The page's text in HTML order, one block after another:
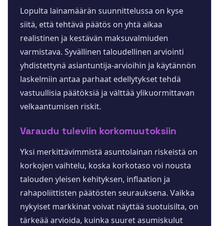
Lopulta lainamäärän suunnittelussa on kyse
siitä, että tehtävä päätös on yhtä aikaa
realistinen ja kestävän maksuvalmiuden
varmistava. Syvällinen taloudellinen arviointi
yhdistettynä asiantuntija-arvioihin ja käytännön
laskelmiin antaa parhaat edellytykset tehdä
vastuullisia päätöksiä ja välttää ylikuormittavan
velkaantumisen riskit.
Varaudu tuleviin korkomuutoksiin
Yksi merkittävimmistä asuntolainan riskeistä on
korkojen vaihtelu, koska korkotaso voi nousta
talouden yleisen kehityksen, inflaation ja
rahapoliittisten päätösten seurauksena. Vaikka
nykyiset markkinat voivat näyttää suotuisilta, on
tärkeää arvioida, kuinka suuret asumiskulut